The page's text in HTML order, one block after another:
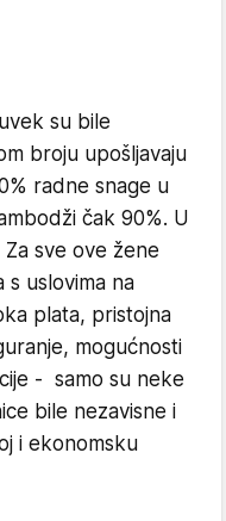
su bile
broju upošljavaju
radne snage u
čak 90%. U
sve ove žene
s uslovima na
plata, pristojna
mogućnosti
- samo su neke
bile nezavisne i
i ekonomsku